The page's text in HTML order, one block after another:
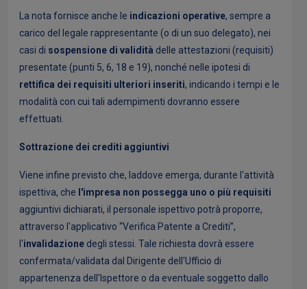
La nota fornisce anche le indicazioni operative, sempre a
carico del legale rappresentante (o di un suo delegato), nei
casi di sospensione di validità delle attestazioni (requisiti)
presentate (punti 5, 6, 18 e 19), nonché nelle ipotesi di
rettifica dei requisiti ulteriori inseriti, indicando i tempi e le
modalità con cui tali adempimenti dovranno essere
effettuati.
Sottrazione dei crediti aggiuntivi
Viene infine previsto che, laddove emerga, durante l'attività
ispettiva, che l'impresa non possegga uno o più requisiti
aggiuntivi dichiarati, il personale ispettivo potrà proporre,
attraverso l'applicativo “Verifica Patente a Crediti”,
l'invalidazione degli stessi. Tale richiesta dovrà essere
confermata/validata dal Dirigente dell'Ufficio di
appartenenza dell'Ispettore o da eventuale soggetto dallo